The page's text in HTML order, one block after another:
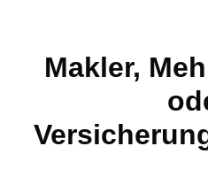
Makler,